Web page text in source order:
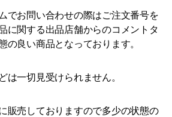
でお問い合わせの際はご注文番号を
に関する出品店舗からのコメントタ
の良い商品となっております。
は一切見受けられません。
販売しておりますので多少の状態の